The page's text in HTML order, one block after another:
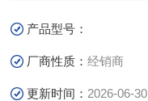
产品型号：
厂商性质：经销商
更新时间： 2026-06-30